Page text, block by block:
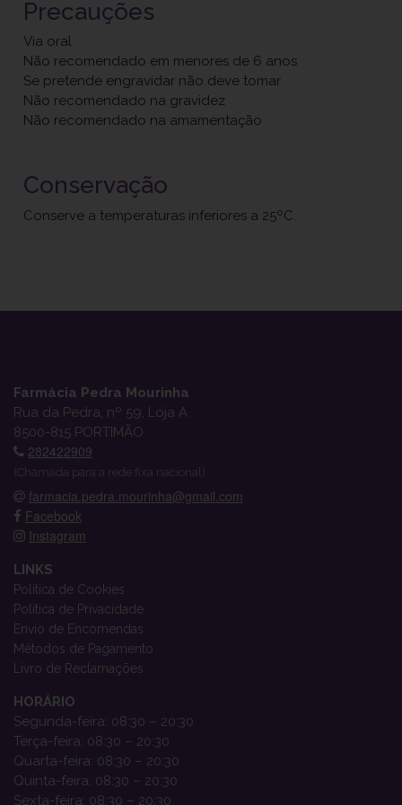
Precauções
Via oral
Não recomendado em menores de 6 anos
Se pretende engravidar não deve tomar
Não recomendado na gravidez
Não recomendado na amamentação
Conservação
Conserve a temperaturas inferiores a 25ºC.
Farmácia Pedra Mourinha
Rua da Pedra, nº 59, Loja A
8500-815 PORTIMÃO
282422909
(Chamada para a rede fixa nacional)
farmacia.pedra.mourinha@gmail.com
Facebook
Instagram
LINKS
Política de Cookies
Política de Privacidade
Envio de Encomendas
Métodos de Pagamento
Livro de Reclamações
HORÁRIO
Segunda-feira: 08:30 – 20:30
Terça-feira: 08:30 – 20:30
Quarta-feira: 08:30 – 20:30
Quinta-feira: 08:30 – 20:30
Sexta-feira: 08:30 – 20:30